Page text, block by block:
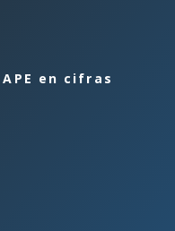
APE en cifras